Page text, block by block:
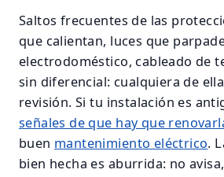
Saltos frecuentes de las
que calientan, luces que
electrodoméstico, cableado de
sin diferencial: cualquiera de
revisión. Si tu instalación es
señales de que hay que
buen mantenimiento eléctrico.
bien hecha es aburrida: no